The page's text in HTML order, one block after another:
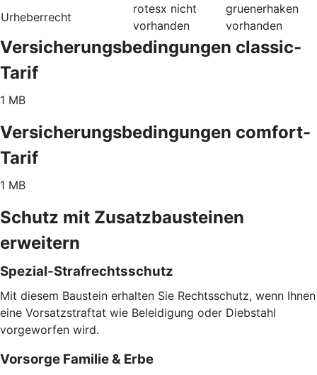
Urheberrecht
rotesx nicht
vorhanden
gruenerhaken
vorhanden
Versicherungsbedingungen classic-
Tarif
1 MB
Versicherungsbedingungen comfort-
Tarif
1 MB
Schutz mit Zusatzbausteinen
erweitern
Spezial-Strafrechtsschutz
Mit diesem Baustein erhalten Sie Rechtsschutz, wenn Ihnen
eine Vorsatzstraftat wie Beleidigung oder Diebstahl
vorgeworfen wird.
Vorsorge Familie & Erbe